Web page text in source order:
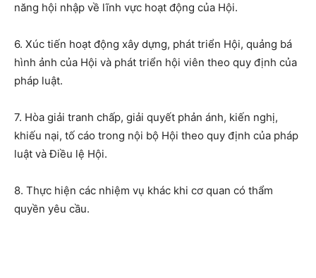
năng hội nhập về lĩnh vực hoạt động của Hội.
6. Xúc tiến hoạt động xây dựng, phát triển Hội, quảng bá
hình ảnh của Hội và phát triển hội viên theo quy định của
pháp luật.
7. Hòa giải tranh chấp, giải quyết phản ánh, kiến nghị,
khiếu nại, tố cáo trong nội bộ Hội theo quy định của pháp
luật và Điều lệ Hội.
8. Thực hiện các nhiệm vụ khác khi cơ quan có thẩm
quyền yêu cầu.